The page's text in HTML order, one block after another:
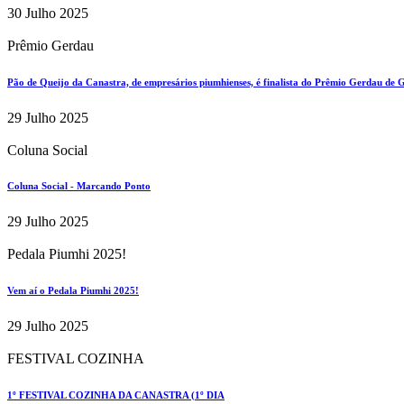
30 Julho 2025
Prêmio Gerdau
Pão de Queijo da Canastra, de empresários piumhienses, é finalista do Prêmio Gerdau de
29 Julho 2025
Coluna Social
Coluna Social - Marcando Ponto
29 Julho 2025
Pedala Piumhi 2025!
Vem aí o Pedala Piumhi 2025!
29 Julho 2025
FESTIVAL COZINHA
1º FESTIVAL COZINHA DA CANASTRA (1º DIA